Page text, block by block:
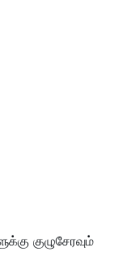
குழுசேரவும்